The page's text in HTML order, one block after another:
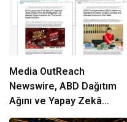
Media OutReach
Newswire, ABD Dağıtım
Ağını ve Yapay Zekâ
Görünürlüğünü